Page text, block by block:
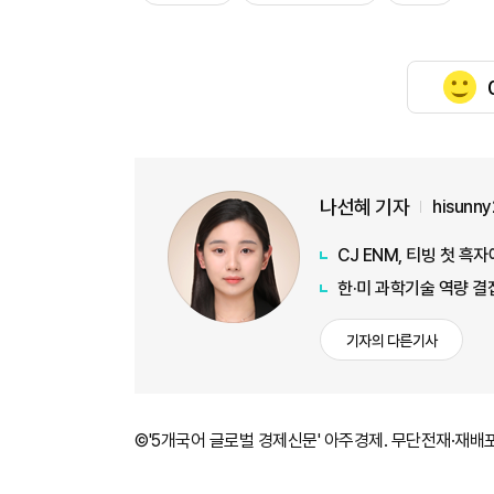
나선혜 기자
CJ ENM, 티빙 첫 흑자
한·미 과학기술 역량
기자의 다른기사
©'5개국어 글로벌 경제신문' 아주경제. 무단전재·재배